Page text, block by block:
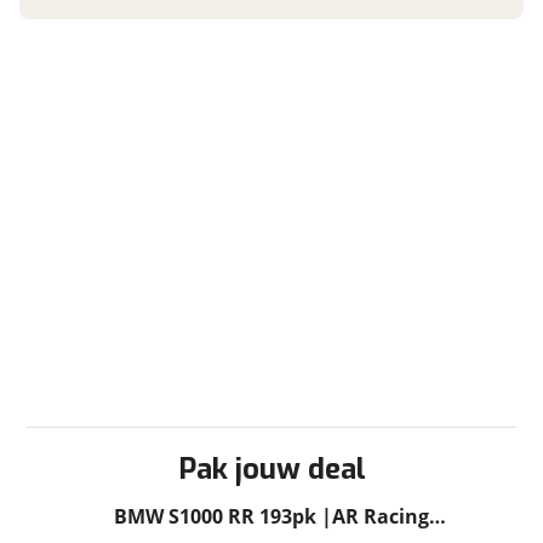
Pak jouw deal
BMW S1000 RR 193pk |AR Racing